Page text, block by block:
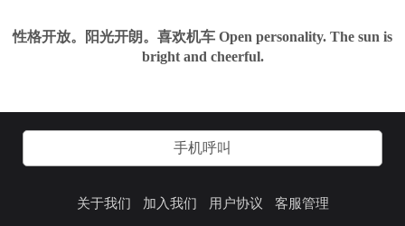
性格开放。阳光开朗。喜欢机车 Open personality. The sun is
bright and cheerful.
手机呼叫
关于我们 加入我们 用户协议 客服管理